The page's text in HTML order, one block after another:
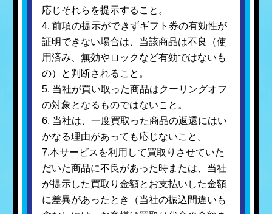
応じそれらを提示すること。
4. 前項の提示ができずギフト券の有効性が
証明できない場合は、当該商品は不良（使
用済み、無効やロックなど有効ではないも
の）と判断されること。
5. 当社が買い取った商品はクーリングオフ
の対象となるものではないこと。
6. 当社は、一度買取った商品の返還にはい
かなる理由があっても応じないこと。
7.本サービスを利用して買取りさせていた
だいた商品に不良があった時または、当社
が提示した買取り金額とお支払いした金額
に差異があったとき（当社の振込間違いも